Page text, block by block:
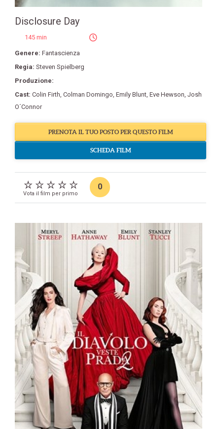
Disclosure Day
145 min
Genere: Fantascienza
Regia: Steven Spielberg
Produzione:
Cast: Colin Firth, Colman Domingo, Emily Blunt, Eve Hewson, Josh
O´Connor
PRENOTA IL TUO POSTO PER QUESTO FILM
SCHEDA FILM
Vota il film per primo
0